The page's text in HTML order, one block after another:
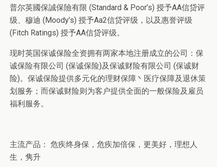
普尔英國保誠保險有限 (Standard & Poor’s) 授予AA信贷评
级、穆迪 (Moody’s) 授予Aa2信贷评级，以及惠誉评级
(Fitch Ratings) 授予AA信贷评级。
现时英国保诚保险全资拥有两家本地注册成立的公司：保
诚保险有限公司 (保诚保险)及保诚财险有限公司 (保诚财
险)。保诚保险提供多元化的理财保障丶医疗保障及退休策
划服务；而保诚财险则为客户提供全面的一般保险及雇员
福利服务。
主流产品： 危疾终身保，危疾加倍保，更美好，理想人
生，隽升